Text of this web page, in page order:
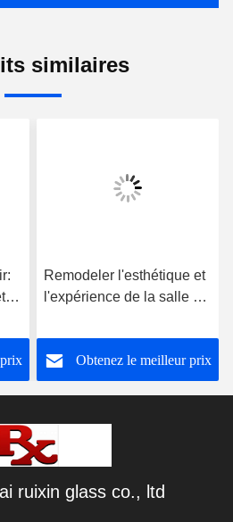
similaires
Remodeler l'esthétique et
l'expérience de la salle de
multidimensionnel des
miroirs intelligents de la
salle de bain
Obtenez le meilleur prix
ruixin glass co., ltd